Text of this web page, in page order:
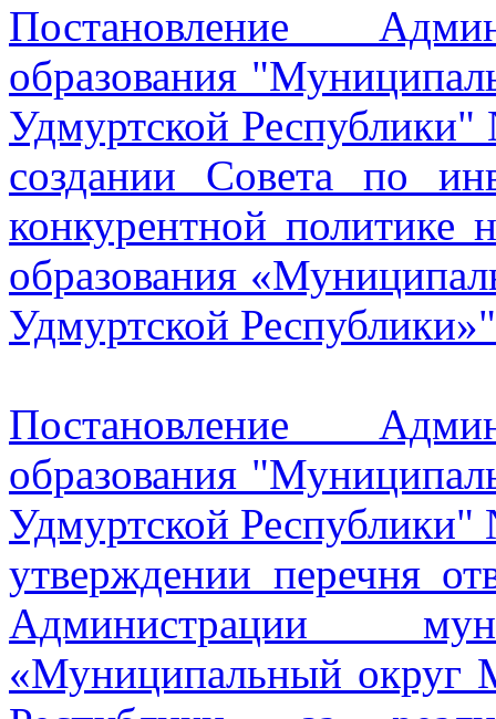
Постановление
образования
Удмуртской
создании Совета по
конкурентной политике
образования
Удмуртской Республики»"
Постановление
образования
Удмуртской
утверждении перечня
Администрации
«Муниципальный округ